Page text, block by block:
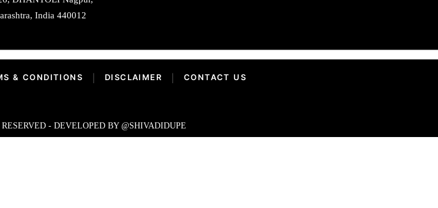
India 440012
& CONDITIONS DISCLAIMER CONTACT US
- DEVELOPED BY @SHIVADIDUPE